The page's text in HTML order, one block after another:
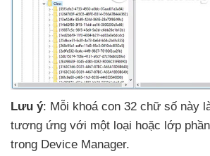
Lưu ý: Mỗi khoá con 32 chữ số này
tương ứng với một loại hoặc lớp
trong Device Manager.